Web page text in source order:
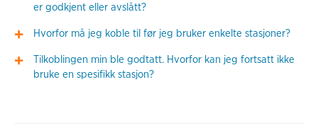
er godkjent eller avslått?
Hvorfor må jeg koble til før jeg bruker enkelte stasjoner?
Tilkoblingen min ble godtatt. Hvorfor kan jeg fortsatt ikke
bruke en spesifikk stasjon?